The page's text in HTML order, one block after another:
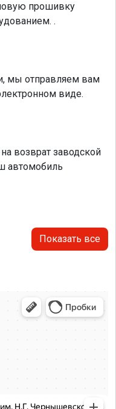
прошивку
.
мы отправляем вам
виде.
возврат заводской
автомобиль
Показать все